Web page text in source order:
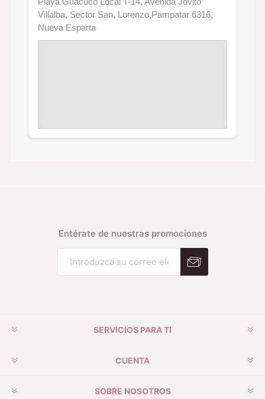
Villalba, Sector San, Lorenzo,Pampatar 6316,
Nueva Esparta
Entérate de nuestras promociones
SERVICIOS PARA TI
CUENTA
SOBRE NOSOTROS